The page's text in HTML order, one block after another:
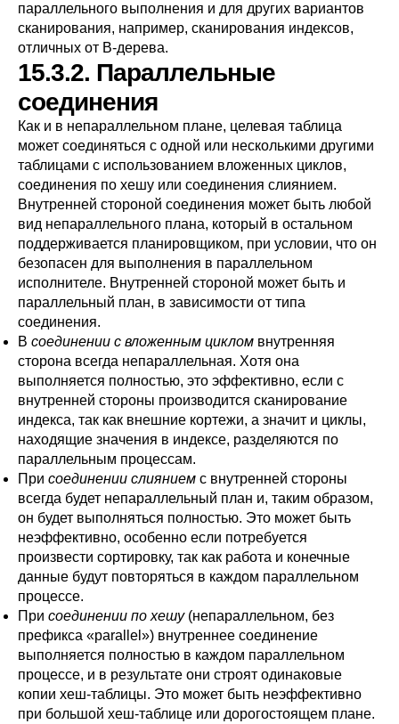
параллельного выполнения и для других вариантов
сканирования, например, сканирования индексов,
отличных от B-дерева.
15.3.2. Параллельные
соединения
Как и в непараллельном плане, целевая таблица
может соединяться с одной или несколькими другими
таблицами с использованием вложенных циклов,
соединения по хешу или соединения слиянием.
Внутренней стороной соединения может быть любой
вид непараллельного плана, который в остальном
поддерживается планировщиком, при условии, что он
безопасен для выполнения в параллельном
исполнителе. Внутренней стороной может быть и
параллельный план, в зависимости от типа
соединения.
В соединении с вложенным циклом внутренняя
сторона всегда непараллельная. Хотя она
выполняется полностью, это эффективно, если с
внутренней стороны производится сканирование
индекса, так как внешние кортежи, а значит и циклы,
находящие значения в индексе, разделяются по
параллельным процессам.
При соединении слиянием с внутренней стороны
всегда будет непараллельный план и, таким образом,
он будет выполняться полностью. Это может быть
неэффективно, особенно если потребуется
произвести сортировку, так как работа и конечные
данные будут повторяться в каждом параллельном
процессе.
При соединении по хешу(непараллельном, без
префикса «parallel») внутреннее соединение
выполняется полностью в каждом параллельном
процессе, и в результате они строят одинаковые
копии хеш-таблицы. Это может быть неэффективно
при большой хеш-таблице или дорогостоящем плане.